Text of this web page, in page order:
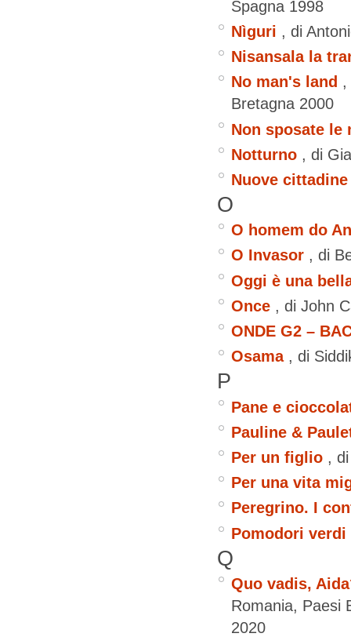
Spagna 1998
Nìguri , di
Nisansala la
No man's land ,
Bretagna 2000
Non sposate le
Notturno , di
Nuove cittadine
O
O homem do
O Invasor , di
Oggi è una
Once , di John
ONDE G2 –
Osama , di
P
Pane e
Pauline &
Per un figlio ,
Per una vita
Peregrino. I
Pomodori
Q
Quo vadis,
Romania, Paesi
2020